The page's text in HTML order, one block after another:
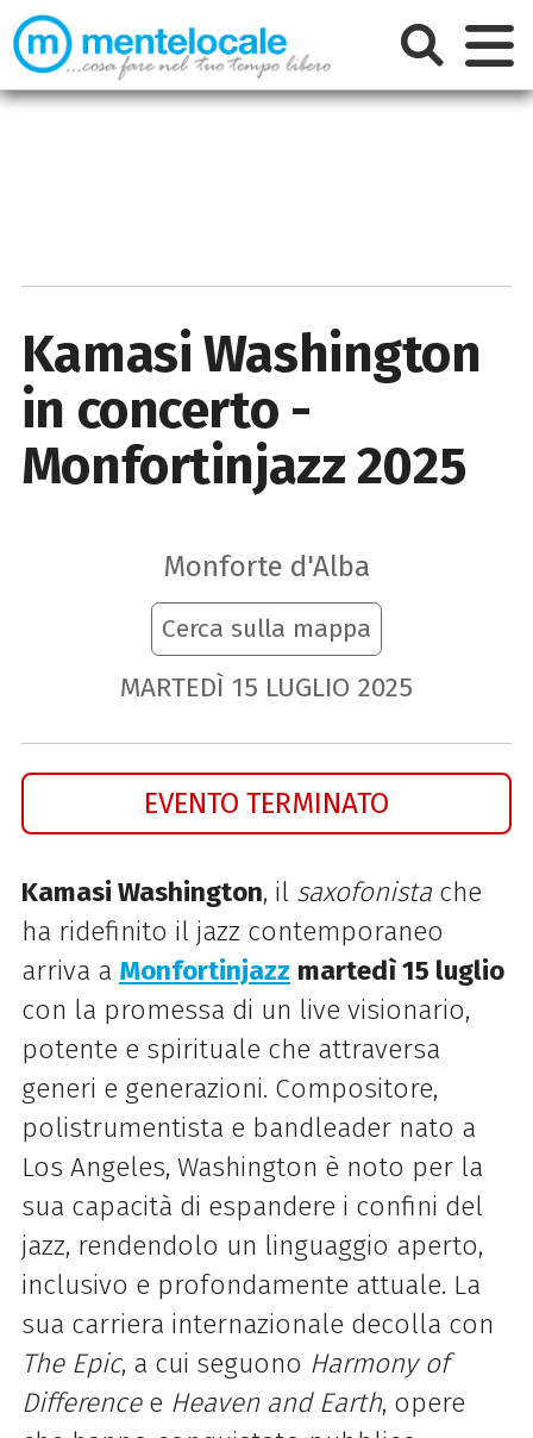
Kamasi Washington
in concerto -
Monfortinjazz 2025
Monforte d'Alba
Cerca sulla mappa
MARTEDÌ 15 LUGLIO 2025
EVENTO TERMINATO
Kamasi Washington, il saxofonistache
ha ridefinito il jazz contemporaneo
arriva a Monfortinjazz martedì 15 luglio
con la promessa di un live visionario,
potente e spirituale che attraversa
generi e generazioni. Compositore,
polistrumentista e bandleader nato a
Los Angeles, Washington è noto per la
sua capacità di espandere i confini del
jazz, rendendolo un linguaggio aperto,
inclusivo e profondamente attuale. La
sua carriera internazionale decolla con
The Epic, a cui seguono Harmony of
Difference e Heaven and Earth, opere